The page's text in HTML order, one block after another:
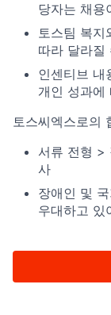
당자는 채용
토스팀 복지
따라 달라질
인센티브 내
개인 성과에
토스씨엑스로의
서류 전형 >
사
장애인 및
우대하고 있